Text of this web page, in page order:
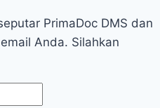
PrimaDoc DMS dan
Anda. Silahkan